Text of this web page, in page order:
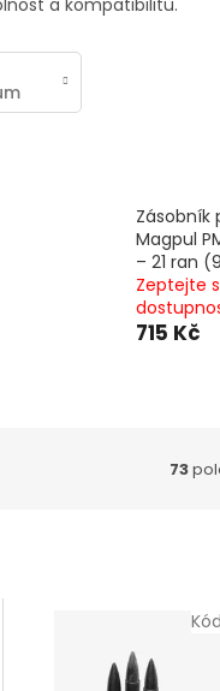
Zásobník
Magpul
– 21 ran
Zeptejte
715 Kč
73